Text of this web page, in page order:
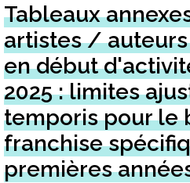
Tableaux
artistes /
en début
2025 : limites
temporis pour le
franchise
premières